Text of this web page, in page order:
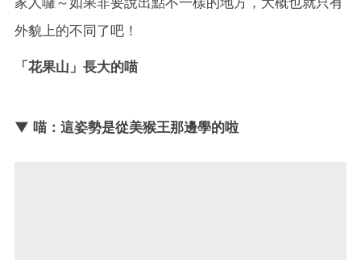
外貌上的不同了吧！
「花果山」長大的喵
▼ 喵：這姿勢是從美猴王那邊學的啦